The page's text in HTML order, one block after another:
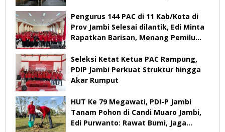
Pengurus 144 PAC di 11 Kab/Kota di
Prov Jambi Selesai dilantik, Edi Minta
Rapatkan Barisan, Menang Pemilu
Seleksi Ketat Ketua PAC Rampung,
PDIP Jambi Perkuat Struktur hingga
Akar Rumput
HUT Ke 79 Megawati, PDI-P Jambi
Tanam Pohon di Candi Muaro Jambi,
Edi Purwanto: Rawat Bumi, Jaga